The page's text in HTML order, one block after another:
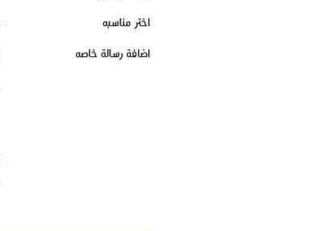
اختر مناسبه
اضافة رسالة خاصه